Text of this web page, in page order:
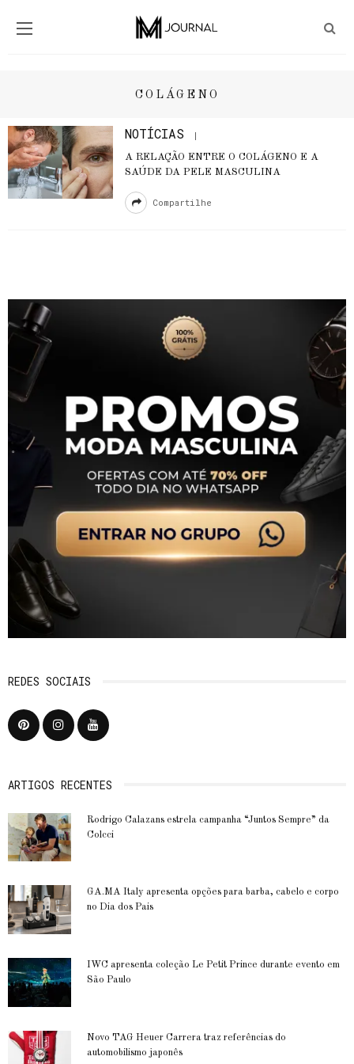
COLÁGENO
NOTÍCIAS
A RELAÇÃO ENTRE O COLÁGENO E A
SAÚDE DA PELE MASCULINA
Compartilhe
REDES SOCIAIS
ARTIGOS RECENTES
Rodrigo Calazans estrela campanha “Juntos Sempre” da
Colcci
GA.MA Italy apresenta opções para barba, cabelo e corpo
no Dia dos Pais
IWC apresenta coleção Le Petit Prince durante evento em
São Paulo
Novo TAG Heuer Carrera traz referências do
automobilismo japonês